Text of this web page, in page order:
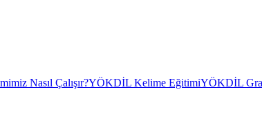
Nasıl Çalışır?YÖKDİL Kelime EğitimiYÖKDİL